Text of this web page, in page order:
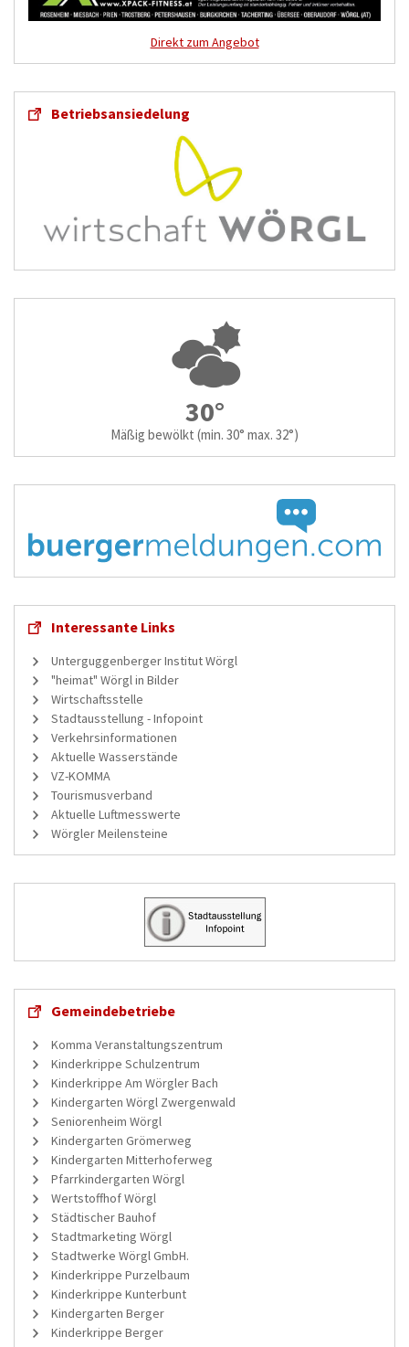
Direkt zum Angebot
Betriebsansiedelung
30°
Mäßig bewölkt (min. 30° max. 32°)
Interessante Links
Unterguggenberger Institut Wörgl
"heimat" Wörgl in Bilder
Wirtschaftsstelle
Stadtausstellung - Infopoint
Verkehrsinformationen
Aktuelle Wasserstände
VZ-KOMMA
Tourismusverband
Aktuelle Luftmesswerte
Wörgler Meilensteine
Gemeindebetriebe
Komma Veranstaltungszentrum
Kinderkrippe Schulzentrum
Kinderkrippe Am Wörgler Bach
Kindergarten Wörgl Zwergenwald
Seniorenheim Wörgl
Kindergarten Grömerweg
Kindergarten Mitterhoferweg
Pfarrkindergarten Wörgl
Wertstoffhof Wörgl
Städtischer Bauhof
Stadtmarketing Wörgl
Stadtwerke Wörgl GmbH.
Kinderkrippe Purzelbaum
Kinderkrippe Kunterbunt
Kindergarten Berger
Kinderkrippe Berger